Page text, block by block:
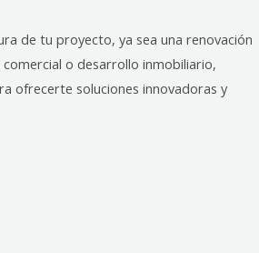
de tu proyecto, ya sea una renovación
o desarrollo inmobiliario,
ofrecerte soluciones innovadoras y